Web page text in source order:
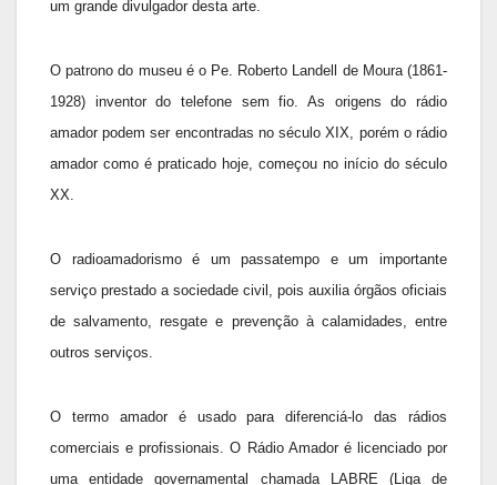
um grande divulgador desta arte.
O patrono do museu é o Pe. Roberto Landell de Moura (1861-
1928) inventor do telefone sem fio. As origens do rádio
amador podem ser encontradas no século XIX, porém o rádio
amador como é praticado hoje, começou no início do século
XX.
O radioamadorismo é um passatempo e um importante
serviço prestado a sociedade civil, pois auxilia órgãos oficiais
de salvamento, resgate e prevenção à calamidades, entre
outros serviços.
O termo amador é usado para diferenciá-lo das rádios
comerciais e profissionais. O Rádio Amador é licenciado por
uma entidade governamental chamada LABRE (Liga de